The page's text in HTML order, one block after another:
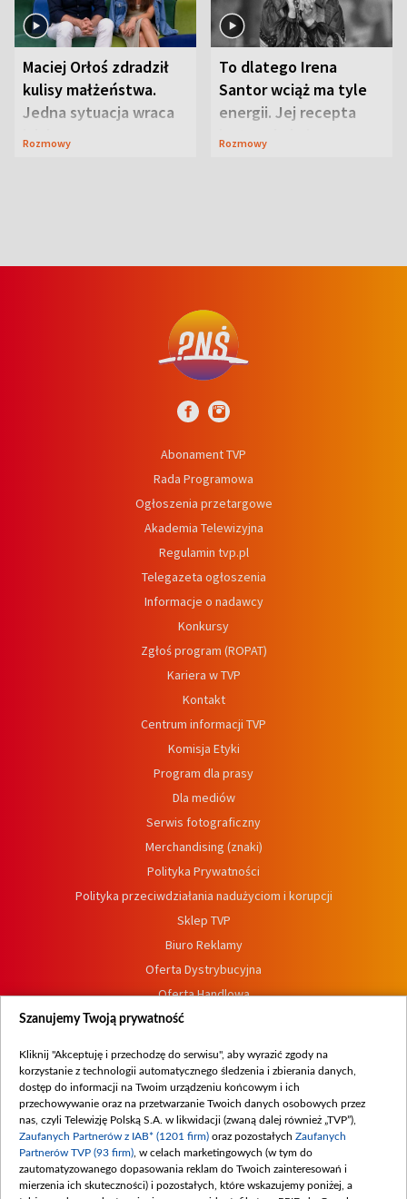
Maciej Orłoś zdradził
kulisy małżeństwa.
Jedna sytuacja wraca
jak bumerang
Rozmowy
To dlatego Irena
Santor wciąż ma tyle
energii. Jej recepta
jest zaskakująco
Rozmowy
Abonament TVP
Rada Programowa
Ogłoszenia przetargowe
Akademia Telewizyjna
Regulamin tvp.pl
Telegazeta ogłoszenia
Informacje o nadawcy
Konkursy
Zgłoś program (ROPAT)
Kariera w TVP
Kontakt
Centrum informacji TVP
Komisja Etyki
Program dla prasy
Dla mediów
Serwis fotograficzny
Merchandising (znaki)
Polityka Prywatności
Polityka przeciwdziałania nadużyciom i korupcji
Sklep TVP
Biuro Reklamy
Oferta Dystrybucyjna
Oferta Handlowa
Dostępność
Procedura zgłoszeń wewnętrznych
Szanujemy Twoją prywatność
Kliknij "Akceptuję i przechodzę do serwisu", aby wyrazić zgody na
korzystanie z technologii automatycznego śledzenia i zbierania danych,
dostęp do informacji na Twoim urządzeniu końcowym i ich
przechowywanie oraz na przetwarzanie Twoich danych osobowych przez
nas, czyli Telewizję Polską S.A. w likwidacji (zwaną dalej również „TVP”),
Zaufanych Partnerów z IAB* (1201 firm) oraz pozostałych Zaufanych
Partnerów TVP (93 firm) , w celach marketingowych (w tym do
zautomatyzowanego dopasowania reklam do Twoich zainteresowań i
mierzenia ich skuteczności) i pozostałych, które wskazujemy poniżej, a